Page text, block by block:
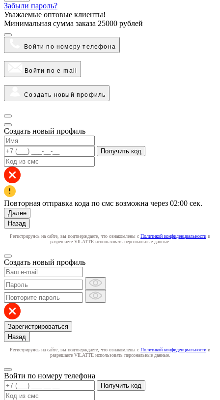
Забыли пароль?
Уважаемые оптовые клиенты!
Минимальная сумма заказа 25000 рублей
Войти по номеру телефона
Войти по e-mail
Создать новый профиль
Создать новый профиль
Получить код
Повторная отправка кода по смс возможна через 02:00 сек.
Далее
Назад
Регистрируясь на сайте, вы подтверждаете, что ознакомлены с Политикой конфиденциальности и
разрешаете VILATTE использовать персональные данные.
Создать новый профиль
Зарегистрироваться
Назад
Регистрируясь на сайте, вы подтверждаете, что ознакомлены с Политикой конфиденциальности и
разрешаете VILATTE использовать персональные данные.
Войти по номеру телефона
Получить код